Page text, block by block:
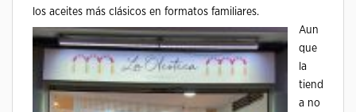
los aceites más clásicos en formatos familiares.
Aun
que
la
tiend
a no